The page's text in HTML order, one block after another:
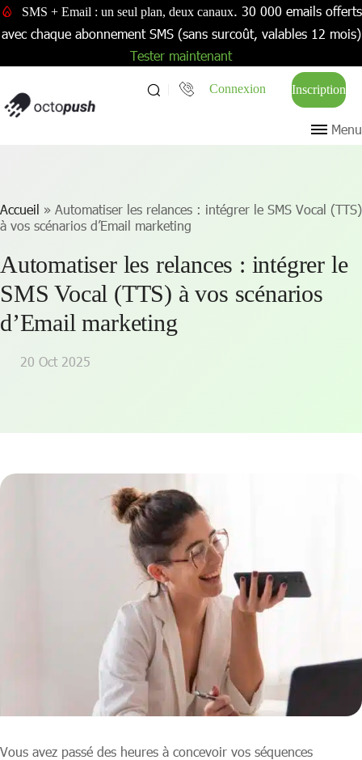
SMS + Email : un seul plan, deux canaux. 30 000 emails offerts
avec chaque abonnement SMS (sans surcoût, valables 12 mois)
Tester maintenant
Connexion Inscription
Menu
Accueil » Automatiser les relances : intégrer le SMS Vocal (TTS)
à vos scénarios d’Email marketing
Automatiser les relances : intégrer le
SMS Vocal (TTS) à vos scénarios
d’Email marketing
20 Oct 2025
Vous avez passé des heures à concevoir vos séquences